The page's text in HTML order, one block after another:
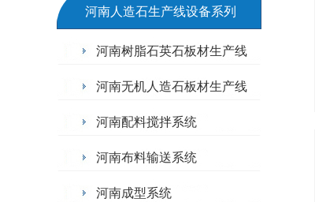
河南人造石生产线设备系列
河南树脂石英石板材生产线
河南无机人造石板材生产线
河南配料搅拌系统
河南布料输送系统
河南成型系统